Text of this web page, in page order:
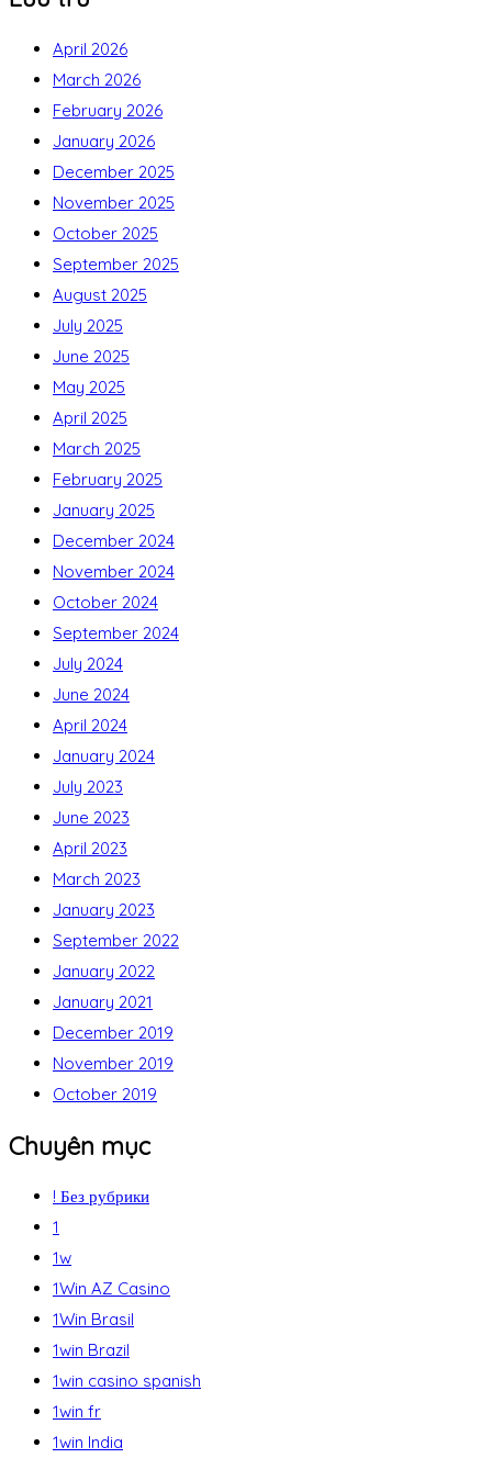
April 2026
March 2026
February 2026
January 2026
December 2025
November 2025
October 2025
September 2025
August 2025
July 2025
June 2025
May 2025
April 2025
March 2025
February 2025
January 2025
December 2024
November 2024
October 2024
September 2024
July 2024
June 2024
April 2024
January 2024
July 2023
June 2023
April 2023
March 2023
January 2023
September 2022
January 2022
January 2021
December 2019
November 2019
October 2019
Chuyên mục
! Без рубрики
1
1w
1Win AZ Casino
1Win Brasil
1win Brazil
1win casino spanish
1win fr
1win India